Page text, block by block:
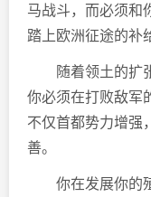
马战斗，而必须和
踏上欧洲征途的补
随着领土的扩张
你必须在打败敌军
不仅首都势力增强
善。
你在发展你的殖